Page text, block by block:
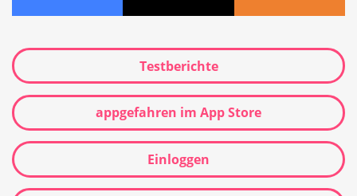
Testberichte
appgefahren im App Store
Einloggen